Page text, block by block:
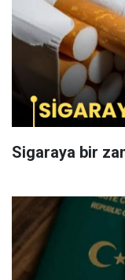
Sigaraya bir